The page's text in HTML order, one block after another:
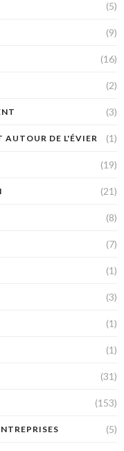
(5)
(9)
(16)
(2)
(3)
AUTOUR DE L'ÉVIER (1)
(19)
(21)
(8)
(7)
(1)
(3)
(1)
(1)
(31)
(153)
(5)